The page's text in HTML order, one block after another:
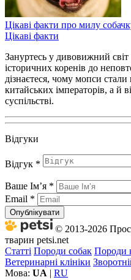
Цікаві факти про милу
Цікаві факти
Зануртесь у дивовижний
історичних коренів до
дізнаєтеся, чому мопси
китайських імператорів, а й
суспільстві.
Відгуки
Відгук *
Ваше Імʼя *
Email *
Опублікувати
© 2013-2026
тварин petsi.net
Статті Породи собак Породи
Ветеринарні клініки
Мова: UA | RU